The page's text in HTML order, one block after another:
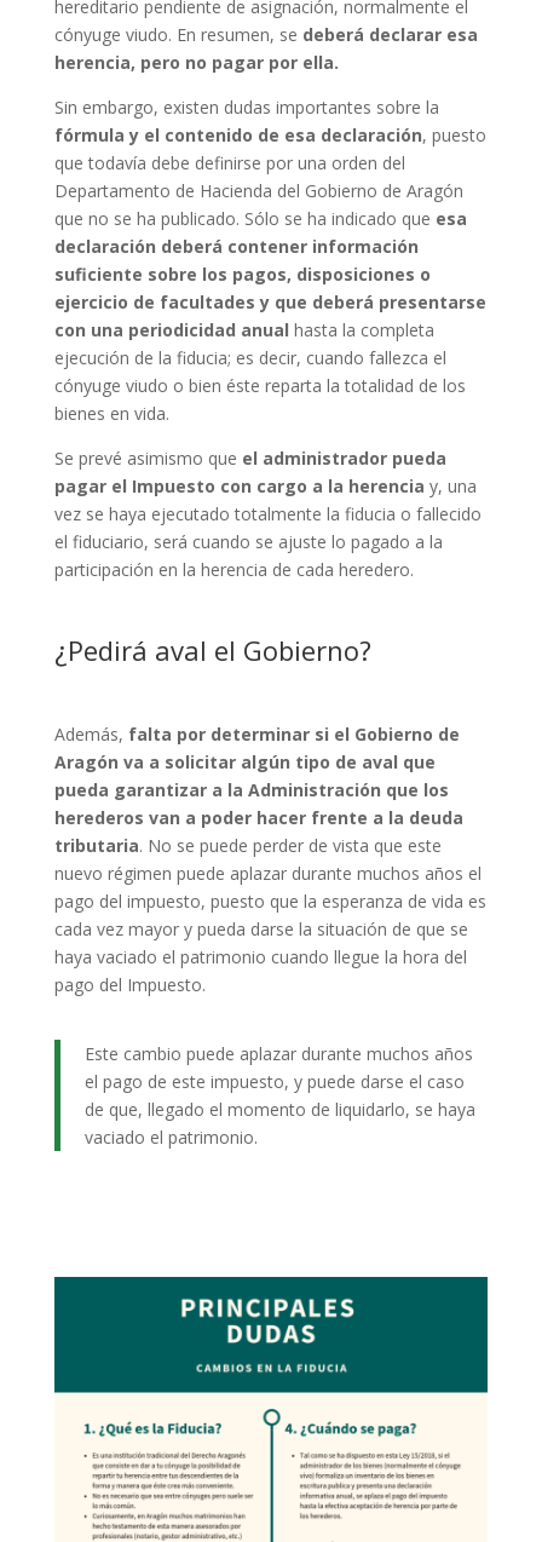
hereditario pendiente de asignación, normalmente el
cónyuge viudo. En resumen, se deberá declarar esa
herencia, pero no pagar por ella.
Sin embargo, existen dudas importantes sobre la
fórmula y el contenido de esa declaración, puesto
que todavía debe definirse por una orden del
Departamento de Hacienda del Gobierno de Aragón
que no se ha publicado. Sólo se ha indicado que esa
declaración deberá contener información
suficiente sobre los pagos, disposiciones o
ejercicio de facultades y que deberá presentarse
con una periodicidad anual hasta la completa
ejecución de la fiducia; es decir, cuando fallezca el
cónyuge viudo o bien éste reparta la totalidad de los
bienes en vida.
Se prevé asimismo que el administrador pueda
pagar el Impuesto con cargo a la herencia y, una
vez se haya ejecutado totalmente la fiducia o fallecido
el fiduciario, será cuando se ajuste lo pagado a la
participación en la herencia de cada heredero.
¿Pedirá aval el Gobierno?
Además, falta por determinar si el Gobierno de
Aragón va a solicitar algún tipo de aval que
pueda garantizar a la Administración que los
herederos van a poder hacer frente a la deuda
tributaria. No se puede perder de vista que este
nuevo régimen puede aplazar durante muchos años el
pago del impuesto, puesto que la esperanza de vida es
cada vez mayor y pueda darse la situación de que se
haya vaciado el patrimonio cuando llegue la hora del
pago del Impuesto.
Este cambio puede aplazar durante muchos años
el pago de este impuesto, y puede darse el caso
de que, llegado el momento de liquidarlo, se haya
vaciado el patrimonio.